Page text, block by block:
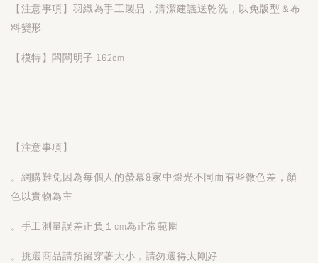
【注意事項】羽織為手工製品，清潔建議送乾洗，以免版型＆布
料變形
【模特】闆闆明子 162cm
【注意事項】
。網購難免因為每個人的螢幕&家中燈光不同而有些微色差，顏
色以實物為主
。手工測量誤差正負１cm為正常範圍
。挑選商品請預留穿著大小，請勿選得太剛好